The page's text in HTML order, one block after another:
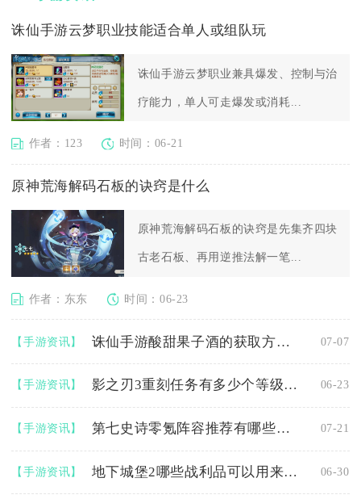
诛仙手游云梦职业技能适合单人或组队玩
诛仙手游云梦职业兼具爆发、控制与治
疗能力，单人可走爆发或消耗...
作者：123 时间：06-21
原神荒海解码石板的诀窍是什么
原神荒海解码石板的诀窍是先集齐四块
古老石板、再用逆推法解一笔...
作者：东东 时间：06-23
【手游资讯】 诛仙手游酸甜果子酒的获取方式是什么 07-07
【手游资讯】 影之刃3重刻任务有多少个等级限制 06-23
【手游资讯】 第七史诗零氪阵容推荐有哪些有趣的组合 07-21
【手游资讯】 地下城堡2哪些战利品可以用来制造新的装备 06-30